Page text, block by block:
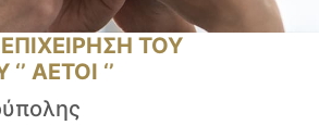
ΤΟΥ
ΑΕΤΟΙ ‘’